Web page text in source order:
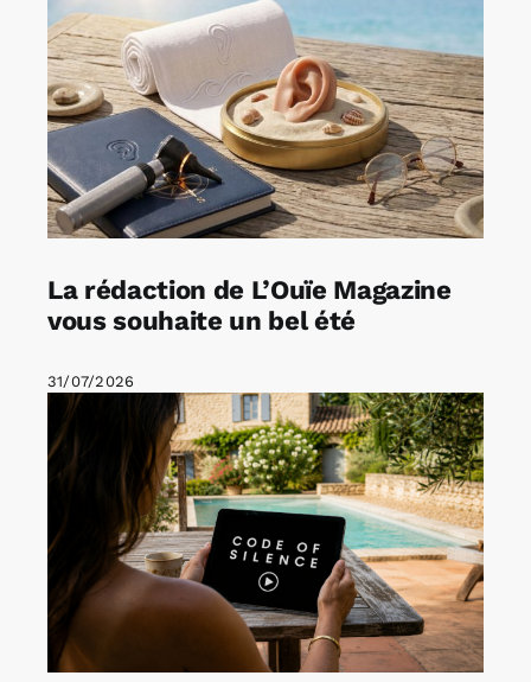
La rédaction de L’Ouïe Magazine
vous souhaite un bel été
31/07/2026